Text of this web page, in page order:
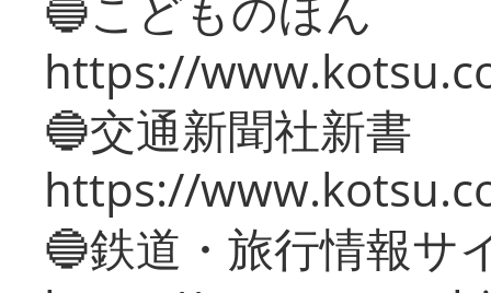
https://
🔵交通新聞社新書
https://
🔵鉄道・旅行情報サ